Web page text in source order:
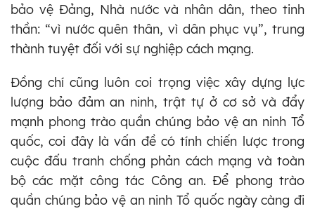
bảo vệ Đảng, Nhà nước và nhân dân, theo tinh
thần: “vì nước quên thân, vì dân phục vụ”, trung
thành tuyệt đối với sự nghiệp cách mạng.
Đồng chí cũng luôn coi trọng việc xây dựng lực
lượng bảo đảm an ninh, trật tự ở cơ sở và đẩy
mạnh phong trào quần chúng bảo vệ an ninh Tổ
quốc, coi đây là vấn đề có tính chiến lược trong
cuộc đấu tranh chống phản cách mạng và toàn
bộ các mặt công tác Công an. Để phong trào
quần chúng bảo vệ an ninh Tổ quốc ngày càng đi